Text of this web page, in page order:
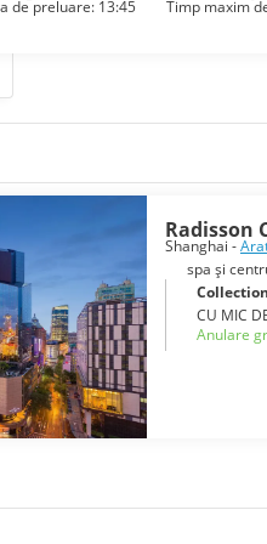
de preluare: 13:45 Timp maxim
Radisson
Shanghai -
spa și
CU MIC
Anulare